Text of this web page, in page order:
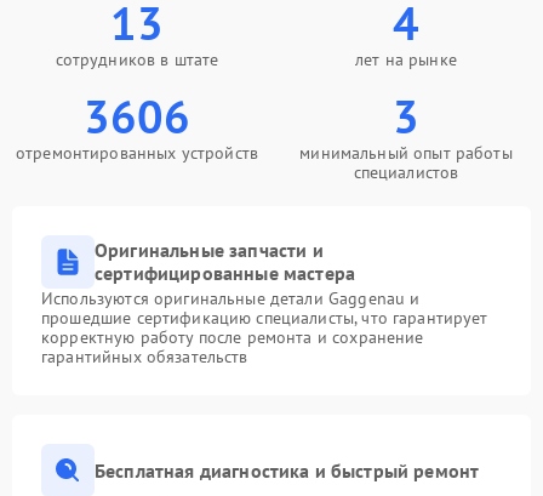
13
сотрудников в штате
4
лет на рынке
3606
отремонтированных устройств
3
минимальный опыт работы
специалистов
Оригинальные запчасти и
сертифицированные мастера
Используются оригинальные детали Gaggenau и
прошедшие сертификацию специалисты, что гарантирует
корректную работу после ремонта и сохранение
гарантийных обязательств
Бесплатная диагностика и быстрый ремонт